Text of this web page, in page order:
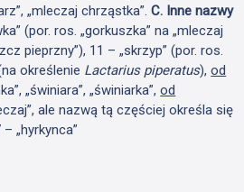
„mleczaj chrząstka”.C. Inne nazwy
(por. ros. „gorkuszka” na „mleczaj
pieprzny”), 11 – „skrzyp” (por. ros.
określenie Lactarius piperatus),od
„świniara”, „świniarka”,od
ale nazwą tą częściej określa się
„hyrkynca”